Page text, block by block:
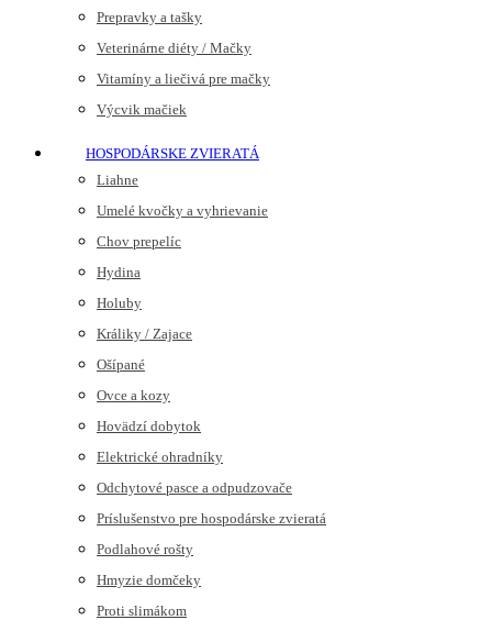
Prepravky a tašky
Veterinárne diéty / Mačky
Vitamíny a liečivá pre mačky
Výcvik mačiek
HOSPODÁRSKE ZVIERATÁ
Liahne
Umelé kvočky a vyhrievanie
Chov prepelíc
Hydina
Holuby
Králiky / Zajace
Ošípané
Ovce a kozy
Hovädzí dobytok
Elektrické ohradníky
Odchytové pasce a odpudzovače
Príslušenstvo pre hospodárske zvieratá
Podlahové rošty
Hmyzie domčeky
Proti slimákom